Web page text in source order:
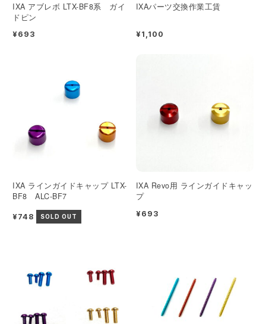
IXA アブレボ LTX-BF8系 ガイ
ドピン
¥693
IXAパーツ交換作業工賃
¥1,100
IXA ラインガイドキャップ LTX-
BF8 ALC-BF7
¥748 SOLD OUT
IXA Revo用 ラインガイドキャッ
プ
¥693